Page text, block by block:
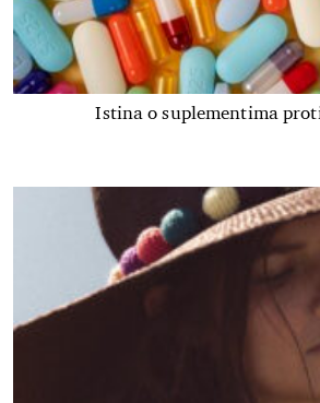
Istina o suplementima